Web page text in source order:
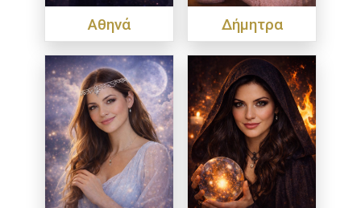
Αθηνά Δήμητρα